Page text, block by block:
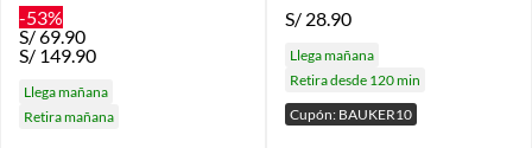
-53%
S/69.90
S/ 149.90
Llega mañana
Retira mañana
S/ 28.90
Llega mañana
Retira desde 120 min
Cupón: BAUKER10